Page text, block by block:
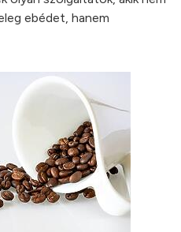
ebédet, hanem